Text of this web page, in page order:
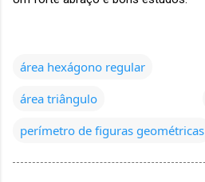
área hexágono regular
área triângulo
perímetro de figuras geométricas